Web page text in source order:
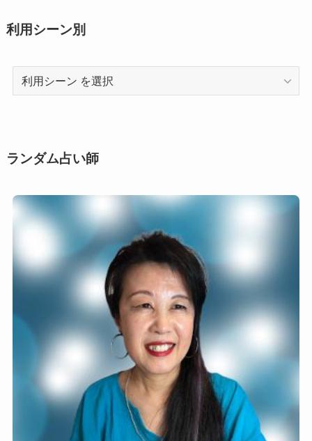
利用シーン別
利
用
ン
ランダム占い師